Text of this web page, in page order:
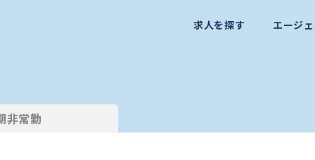
求人を探す エージ
非常勤